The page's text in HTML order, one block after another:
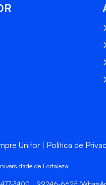
Unifor Política de
de Fortaleza
3400 | 99246-6625